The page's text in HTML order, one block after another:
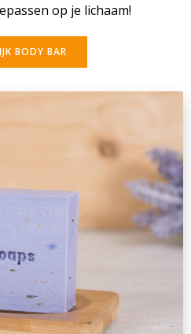
op je lichaam!
BODY BAR